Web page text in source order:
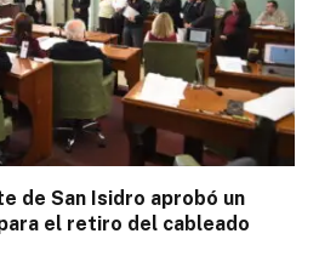
de San Isidro aprobó un
el retiro del cableado